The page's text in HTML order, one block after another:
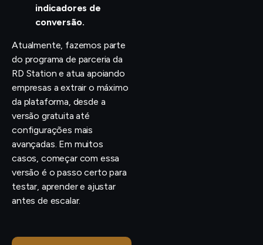
indicadores de
conversão.
Atualmente, fazemos parte
do programa de parceria da
RD Station e atua apoiando
empresas a extrair o máximo
da plataforma, desde a
versão gratuita até
configurações mais
avançadas. Em muitos
casos, começar com essa
versão é o passo certo para
testar, aprender e ajustar
antes de escalar.